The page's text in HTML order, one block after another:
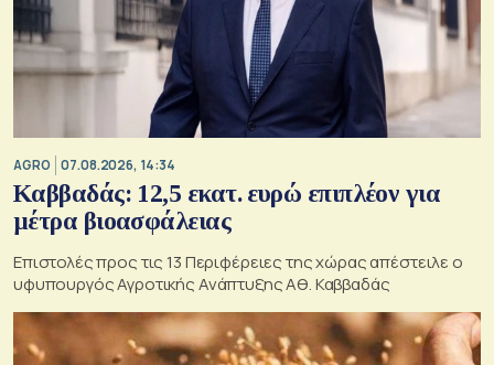
AGRO 07.08.2026, 14:34
Καββαδάς: 12,5 εκατ. ευρώ επιπλέον για
μέτρα βιοασφάλειας
Επιστολές προς τις 13 Περιφέρειες της χώρας απέστειλε ο
υφυπουργός Αγροτικής Ανάπτυξης Αθ. Καββαδάς